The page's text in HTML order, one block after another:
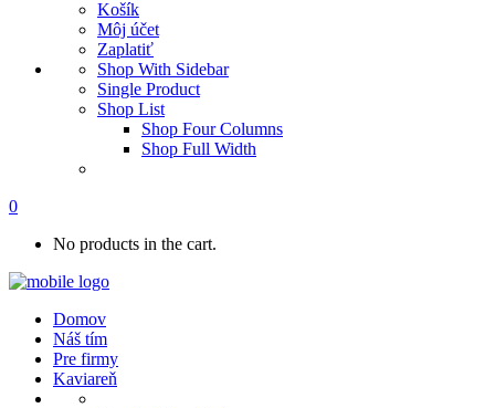
Košík
Môj účet
Zaplatiť
Shop With Sidebar
Single Product
Shop List
Shop Four Columns
Shop Full Width
0
No products in the cart.
Domov
Náš tím
Pre firmy
Kaviareň